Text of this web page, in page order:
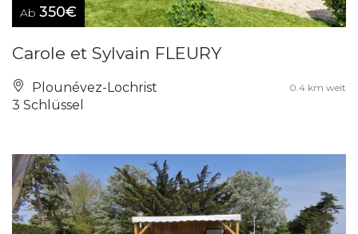
Ab 350€
Carole et Sylvain FLEURY
Plounévez-Lochrist 0.4 km weit
3 Schlüssel